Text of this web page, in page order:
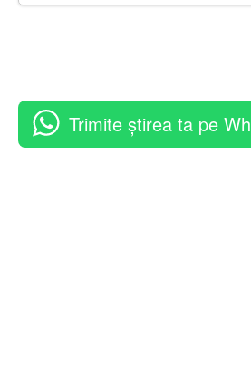
Trimite știrea ta pe